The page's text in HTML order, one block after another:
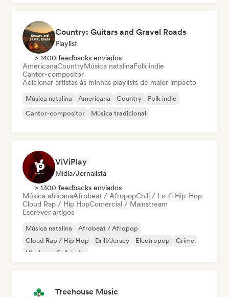
Country: Guitars and Gravel Roads
Playlist
> 1400 feedbacks enviados
AmericanaCountryMúsica natalinaFolk indie
Cantor-compositor
Adicionar artistas às minhas playlists de maior impacto
Música natalina Americana Country
Folk indie
Cantor-compositor
Música tradicional
ViViPlay
Mídia/Jornalista
> 1300 feedbacks enviados
Música africanaAfrobeat / AfropopChill / Lo-fi Hip-Hop
Cloud Rap / Hip HopComercial / Mainstream
Escrever artigos
Música natalina
Afrobeat / Afropop
Cloud Rap / Hip Hop
Drill/Jersey Electropop
Grime
Hip-hop
Folk indie
Treehouse Music